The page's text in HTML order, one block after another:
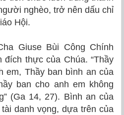
nghèo, trở nên dấu chỉ
Hội.
Giuse Bùi Công Chính
thực của Chúa. “Thầy
em, Thầy ban bình an của
ban cho anh em không
(Ga 14, 27). Bình an của
danh vọng, dựa trên của